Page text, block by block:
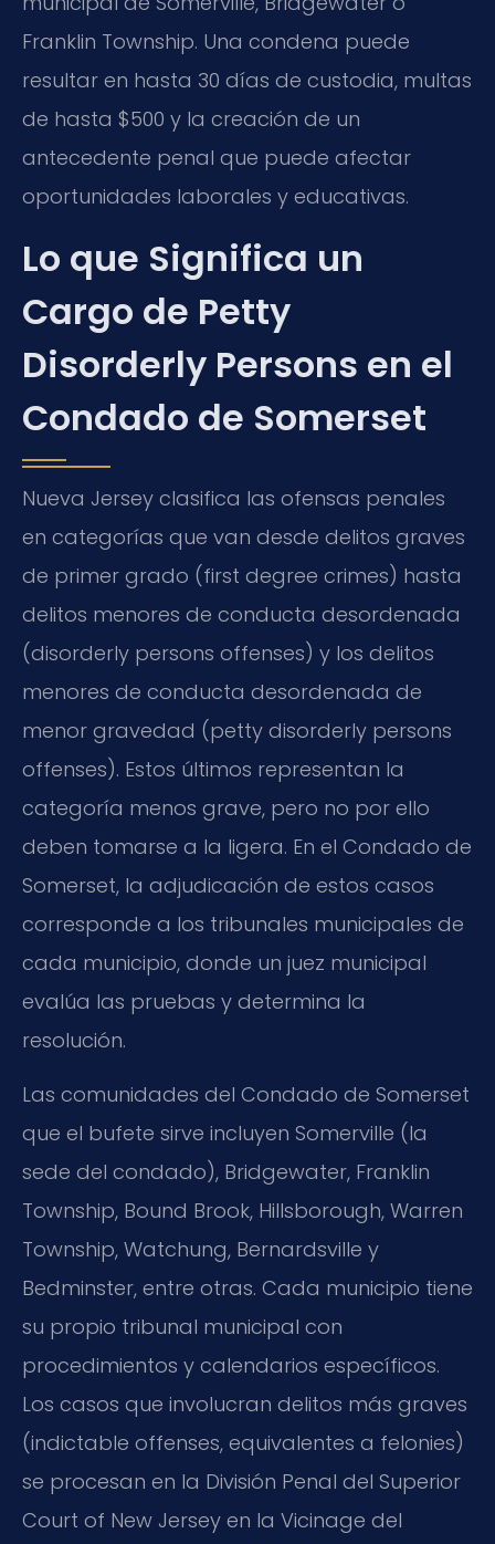
Franklin Township. Una condena puede
resultar en hasta 30 días de custodia, multas
de hasta $500 y la creación de un
antecedente penal que puede afectar
oportunidades laborales y educativas.
Lo que Significa un
Cargo de Petty
Disorderly Persons en el
Condado de Somerset
Nueva Jersey clasifica las ofensas penales
en categorías que van desde delitos graves
de primer grado (first degree crimes) hasta
delitos menores de conducta desordenada
(disorderly persons offenses) y los delitos
menores de conducta desordenada de
menor gravedad (petty disorderly persons
offenses). Estos últimos representan la
categoría menos grave, pero no por ello
deben tomarse a la ligera. En el Condado de
Somerset, la adjudicación de estos casos
corresponde a los tribunales municipales de
cada municipio, donde un juez municipal
evalúa las pruebas y determina la
resolución.
Las comunidades del Condado de Somerset
que el bufete sirve incluyen Somerville (la
sede del condado), Bridgewater, Franklin
Township, Bound Brook, Hillsborough, Warren
Township, Watchung, Bernardsville y
Bedminster, entre otras. Cada municipio tiene
su propio tribunal municipal con
procedimientos y calendarios específicos.
Los casos que involucran delitos más graves
(indictable offenses, equivalentes a felonies)
se procesan en la División Penal del Superior
Court of New Jersey en la Vicinage del